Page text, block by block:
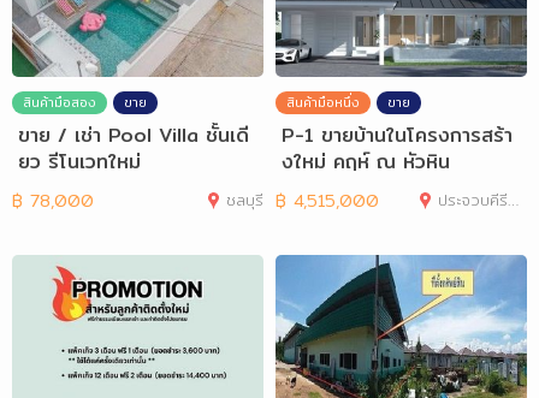
สินค้ามือสอง ขาย
ขาย / เช่า Pool Villa ชั้นเดี
ยว รีโนเวทใหม่
฿ 78,000 ชลบุรี
สินค้ามือหนึ่ง ขาย
P-1 ขายบ้านในโครงการสร้า
งใหม่ คฤห์ ณ หัวหิน
฿ 4,515,000 ประจวบคีรีขันธ์